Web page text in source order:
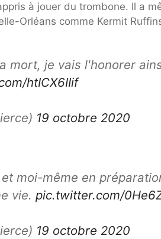
à jouer du trombone. Il a
Orléans comme Kermit
mort, je vais l'honorer
htICX6IIif
19 octobre 2020
moi-même en
vie. pic.twitter.com/
19 octobre 2020